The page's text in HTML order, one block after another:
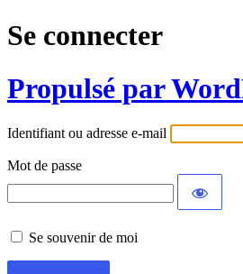
Se connecter
Propulsé par
Identifiant ou adresse e-mail
Mot de passe
Se souvenir de moi